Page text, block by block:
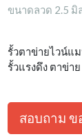
ขนาดลวด 2.5 มิ
รั้วตาข่ายไวน์แ
รั้วแรงดึง ตาข่า
สอบถาม ข